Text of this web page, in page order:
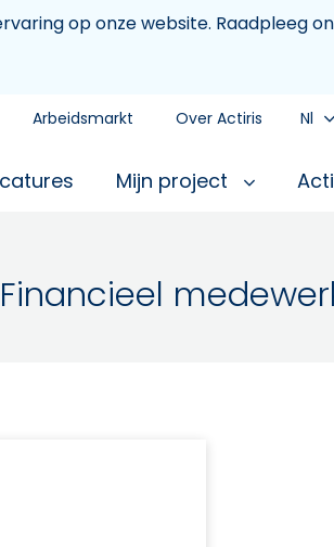
op onze website. Raadpleeg
Arbeidsmarkt Over Actiris Nl
Mijn project